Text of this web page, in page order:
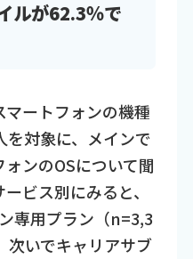
ルが62.3％で
マートフォンの機種
を対象に、メインで
ンのOSについて聞
ビス別にみると、
専用プラン（n=3,3
次いでキャリアサブ